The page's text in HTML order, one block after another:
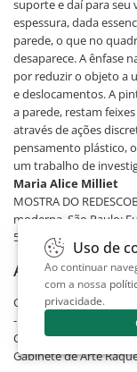
suporte e daí para seu
espessura, dada
parede, o que no
desaparece. A ênfase
por reduzir o objeto a
e deslocamentos. A
a parede, restam
através de ações
pensamento plástico,
um trabalho de
Maria Alice Milliet
MOSTRA DO
moderna. São Paulo:
500 anos Artes Visuais,
Acervos
Coleção Museu de
- SP
Coleção Museu de
Gabinete de Arte
Uso de
Ao continuar
com a nossa
privacidade.